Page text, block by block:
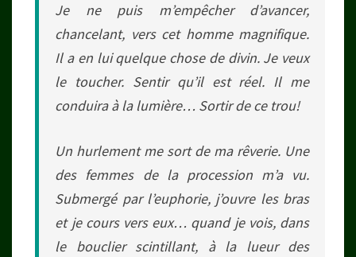
Je ne puis m’empêcher d’avancer,
chancelant, vers cet homme magnifique.
Il a en lui quelque chose de divin. Je veux
le toucher. Sentir qu’il est réel. Il me
conduira à la lumière… Sortir de ce trou!
Un hurlement me sort de ma rêverie. Une
des femmes de la procession m’a vu.
Submergé par l’euphorie, j’ouvre les bras
et je cours vers eux… quand je vois, dans
le bouclier scintillant, à la lueur des